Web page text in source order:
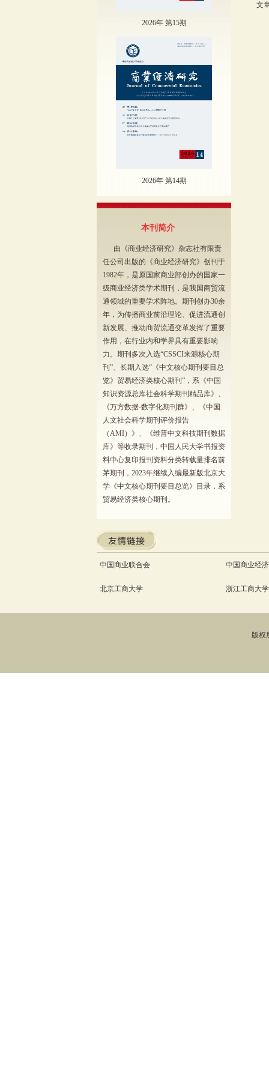
2026年 第15期
2026年 第14期
本刊简介
由《商业经济研究》杂志社有限责
任公司出版的《商业经济研究》创刊于
1982年，是原国家商业部创办的国家一
级商业经济类学术期刊，是我国商贸流
通领域的重要学术阵地。期刊创办30余
年，为传播商业前沿理论、促进流通创
新发展、推动商贸流通变革发挥了重要
作用，在行业内和学界具有重要影响
力。期刊多次入选“CSSCI来源核心期
刊”、长期入选“《中文核心期刊要目总
览》贸易经济类核心期刊”，系《中国
知识资源总库社会科学期刊精品库》、
《万方数据-数字化期刊群》、《中国
人文社会科学期刊评价报告
（AMI）》、《维普中文科技期刊数据
库》等收录期刊，中国人民大学书报资
料中心复印报刊资料分类转载量排名前
茅期刊，2023年继续入编最新版北京大
学《中文核心期刊要目总览》目录，系
贸易经济类核心期刊。
文
中国商业联合会 中国商业经
北京工商大学 浙江工商大学
版